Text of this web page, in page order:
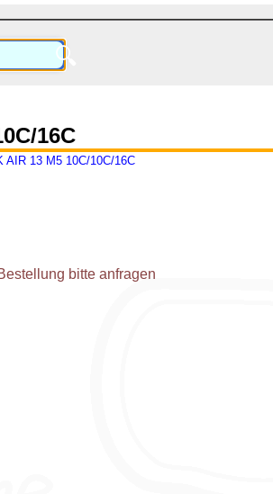
🔍
16C
AIR 13 M5 10C/10C/16C
bitte anfragen